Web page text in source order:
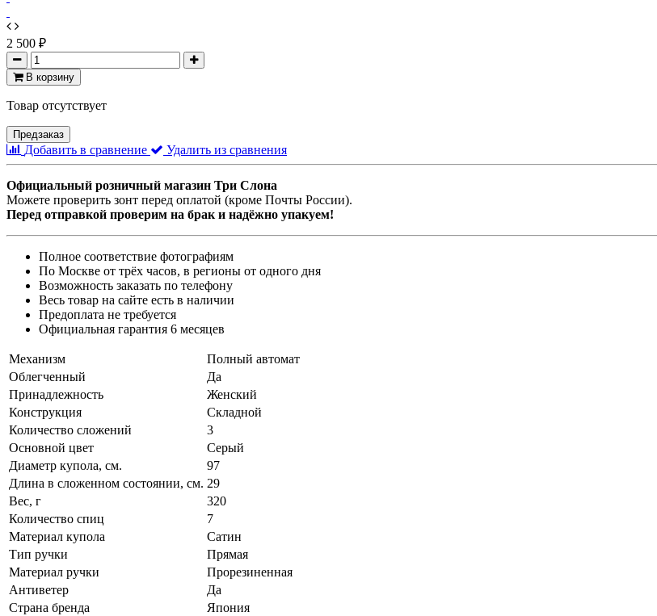
2 500 ₽
В корзину
Товар отсутствует
Предзаказ
Добавить в сравнение Удалить из сравнения
Официальный розничный магазин Три Слона
Можете проверить зонт перед оплатой (кроме Почты России).
Перед отправкой проверим на брак и надёжно упакуем!
Полное соответствие фотографиям
По Москве от трёх часов, в регионы от одного дня
Возможность заказать по телефону
Весь товар на сайте есть в наличии
Предоплата не требуется
Официальная гарантия 6 месяцев
Механизм
Полный автомат
Облегченный
Да
Принадлежность
Женский
Конструкция
Складной
Количество сложений
3
Основной цвет
Серый
Диаметр купола, см.
97
Длина в сложенном состоянии, см. 29
Вес, г
320
Количество спиц
7
Материал купола
Сатин
Тип ручки
Прямая
Материал ручки
Прорезиненная
Антиветер
Да
Страна бренда
Япония